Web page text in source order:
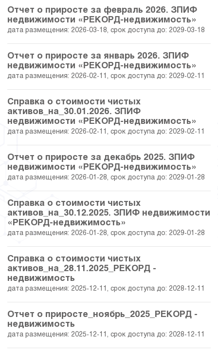
31.05.2024 54.73 37 014 243.53
27.04.2024 38 255 731.22
29.03.2024 53.93 38 122 797.85
31.01.2024 55.59 38 365 614.54
29.12.2023 46.20 34 907 669.58
30.11.2023 46.47 35 008 505.22
31.10.2023 50.45 36 471 254.10
29.09.2023 49.98 36 999 149.47
31.08.2023 53.44
34 257 583.16
28.04.2023
Отчет о приросте за февраль 2026. ЗПИФ
недвижимости «РЕКОРД-недвижимость»
дата размещения: 2026-03-18, срок доступа до: 2029-03-18
Отчет о приросте за январь 2026. ЗПИФ
недвижимости «РЕКОРД-недвижимость»
дата размещения: 2026-02-11, срок доступа до: 2029-02-11
Справка о стоимости чистых
активов_на_30.01.2026. ЗПИФ
недвижимости «РЕКОРД-недвижимость»
дата размещения: 2026-02-11, срок доступа до: 2029-02-11
Отчет о приросте за декабрь 2025. ЗПИФ
недвижимости «РЕКОРД-недвижимость»
дата размещения: 2026-01-28, срок доступа до: 2029-01-28
Справка о стоимости чистых
активов_на_30.12.2025. ЗПИФ недвижимости
«РЕКОРД-недвижимость»
дата размещения: 2026-01-28, срок доступа до: 2029-01-28
Справка о стоимости чистых
активов_на_28.11.2025_РЕКОРД -
недвижимость
дата размещения: 2025-12-11, срок доступа до: 2028-12-11
Отчет о приросте_ноябрь_2025_РЕКОРД -
недвижимость
дата размещения: 2025-12-11, срок доступа до: 2028-12-11